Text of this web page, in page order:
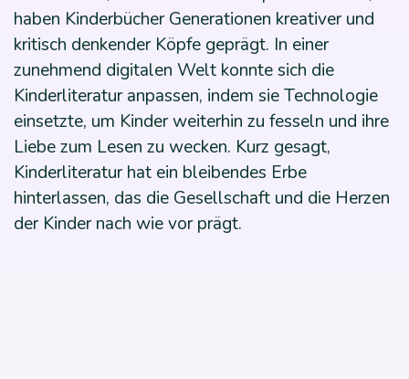
haben Kinderbücher Generationen kreativer und
kritisch denkender Köpfe geprägt. In einer
zunehmend digitalen Welt konnte sich die
Kinderliteratur anpassen, indem sie Technologie
einsetzte, um Kinder weiterhin zu fesseln und ihre
Liebe zum Lesen zu wecken. Kurz gesagt,
Kinderliteratur hat ein bleibendes Erbe
hinterlassen, das die Gesellschaft und die Herzen
der Kinder nach wie vor prägt.